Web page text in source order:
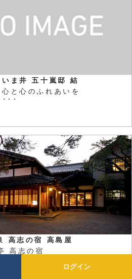
ログイン
ま井 五十嵐邸 結
と心のふれあいを
･･
高志の宿 高島屋
高志の宿